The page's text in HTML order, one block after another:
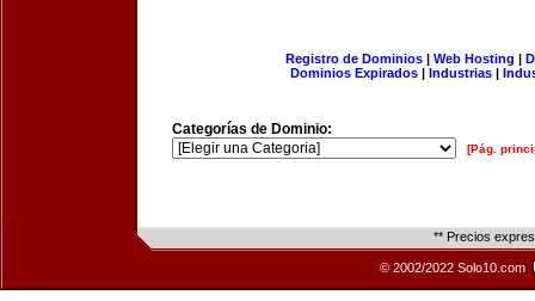
Registro de Dominios| Web Hosting |
Dominios Expirados | Industrias |
Categorías de Dominio:
[Pág.
** Precios
© 2002/2022 Solo10.com